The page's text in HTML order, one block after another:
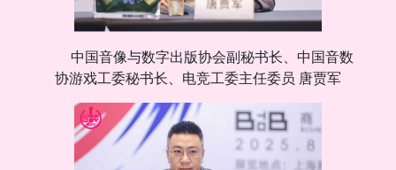
中国音像与数字出版协会副秘书长、中国音数
协游戏工委秘书长、电竞工委主任委员 唐贾军